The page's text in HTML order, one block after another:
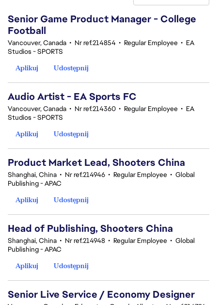
Senior Game Product Manager - College
Football
Vancouver, Canada • Nr ref.214854 • Regular Employee • EA
Studios - SPORTS
Aplikuj
Udostępnij
Audio Artist - EA Sports FC
Vancouver, Canada • Nr ref.214360 • Regular Employee • EA
Studios - SPORTS
Aplikuj
Udostępnij
Product Market Lead, Shooters China
Shanghai, China • Nr ref.214946 • Regular Employee • Global
Publishing - APAC
Aplikuj
Udostępnij
Head of Publishing, Shooters China
Shanghai, China • Nr ref.214948 • Regular Employee • Global
Publishing - APAC
Aplikuj
Udostępnij
Senior Live Service / Economy Designer